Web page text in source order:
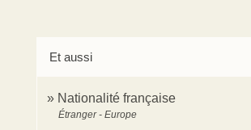
Et aussi
Nationalité française
Étranger - Europe